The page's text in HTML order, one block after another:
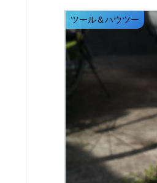
ツール＆ハウツー